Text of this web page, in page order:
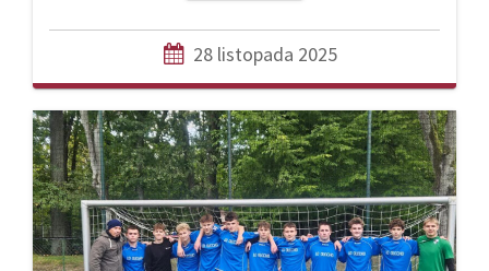
28 listopada 2025